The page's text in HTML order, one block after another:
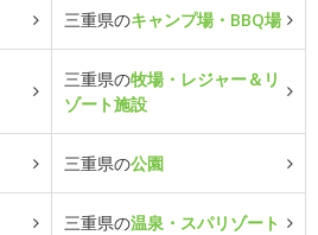
三重県のキャンプ場・BBQ場
三重県の牧場・レジャー＆リ
ゾート施設
三重県の公園
三重県の温泉・スパリゾート